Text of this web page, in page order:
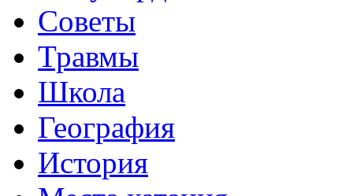
Советы
Травмы
Школа
География
История